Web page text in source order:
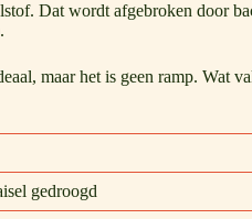
Dat wordt afgebroken door
maar het is geen ramp. Wat
gedroogd